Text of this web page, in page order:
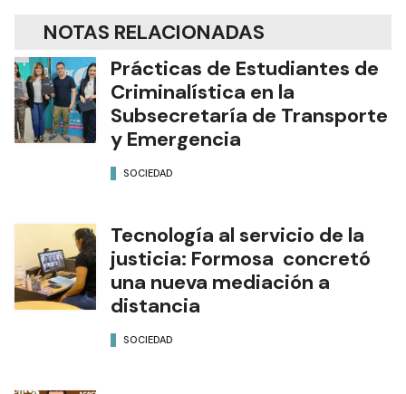
NOTAS RELACIONADAS
Prácticas de Estudiantes de
Criminalística en la
Subsecretaría de Transporte
y Emergencia
SOCIEDAD
Tecnología al servicio de la
justicia: Formosa concretó
una nueva mediación a
distancia
SOCIEDAD